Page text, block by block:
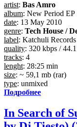
artist: Bas Amro
album: New Period EP
date: 13 May 2010
genre: Tech House /
label: Katchuli Records
quality: 320 kbps /
tracks: 4
lenght: 28:25 min
size: ~ 59,1 mb (rar)
type: unmixed
Подробнее
In Search of